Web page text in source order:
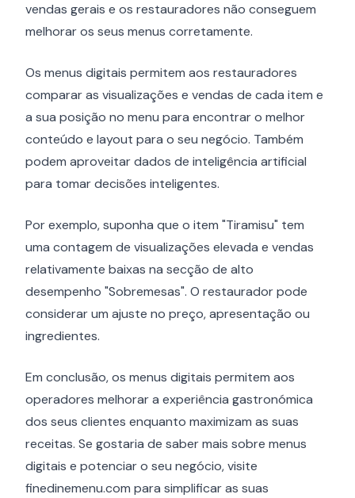
vendas gerais e os restauradores não conseguem
melhorar os seus menus corretamente.
Os menus digitais permitem aos restauradores
comparar as visualizações e vendas de cada item e
a sua posição no menu para encontrar o melhor
conteúdo e layout para o seu negócio. Também
podem aproveitar dados de inteligência artificial
para tomar decisões inteligentes.
Por exemplo, suponha que o item "Tiramisu" tem
uma contagem de visualizações elevada e vendas
relativamente baixas na secção de alto
desempenho "Sobremesas". O restaurador pode
considerar um ajuste no preço, apresentação ou
ingredientes.
Em conclusão, os menus digitais permitem aos
operadores melhorar a experiência gastronómica
dos seus clientes enquanto maximizam as suas
receitas. Se gostaria de saber mais sobre menus
digitais e potenciar o seu negócio, visite
finedinemenu.com para simplificar as suas